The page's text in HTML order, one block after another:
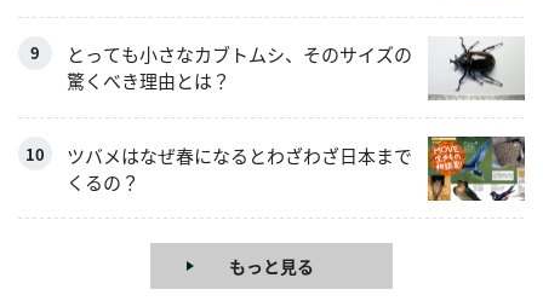
とっても小さなカブトムシ、そのサイズの
驚くべき理由とは？
ツバメはなぜ春になるとわざわざ日本まで
くるの？
もっと見る